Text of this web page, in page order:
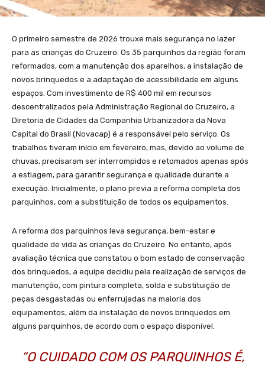
O primeiro semestre de 2026 trouxe mais segurança no lazer
para as crianças do Cruzeiro. Os 35 parquinhos da região foram
reformados, com a manutenção dos aparelhos, a instalação de
novos brinquedos e a adaptação de acessibilidade em alguns
espaços. Com investimento de R$ 400 mil em recursos
descentralizados pela Administração Regional do Cruzeiro, a
Diretoria de Cidades da Companhia Urbanizadora da Nova
Capital do Brasil (Novacap) é a responsável pelo serviço. Os
trabalhos tiveram início em fevereiro, mas, devido ao volume de
chuvas, precisaram ser interrompidos e retomados apenas após
a estiagem, para garantir segurança e qualidade durante a
execução. Inicialmente, o plano previa a reforma completa dos
parquinhos, com a substituição de todos os equipamentos.
A reforma dos parquinhos leva segurança, bem-estar e
qualidade de vida às crianças do Cruzeiro. No entanto, após
avaliação técnica que constatou o bom estado de conservação
dos brinquedos, a equipe decidiu pela realização de serviços de
manutenção, com pintura completa, solda e substituição de
peças desgastadas ou enferrujadas na maioria dos
equipamentos, além da instalação de novos brinquedos em
alguns parquinhos, de acordo com o espaço disponível.
“O CUIDADO COM OS PARQUINHOS É,